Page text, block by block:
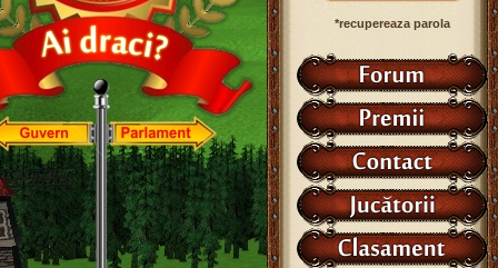
*recupereaza parola